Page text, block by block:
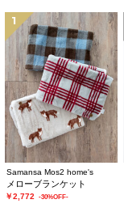
1
Samansa Mos2 home's
メローブランケット
￥2,772 -30%OFF-